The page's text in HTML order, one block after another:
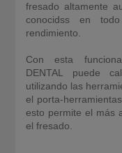
fresado altamente
conocidss en
rendimiento.
Con esta
DENTAL puede
utilizando las
el porta-
esto permite el más
el fresado.